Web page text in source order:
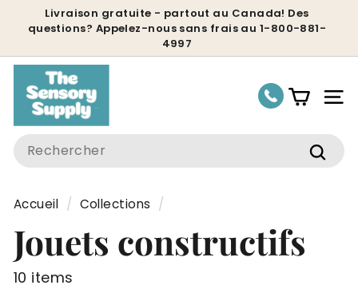
Passer
contenu
Diaporama
Pause
Livraison gratuite - partout au Canada! Des
questions? Appelez-nous sans frais au 1-800-881-
4997
Search
Accueil / Collections /
Jouets constructifs
10 items